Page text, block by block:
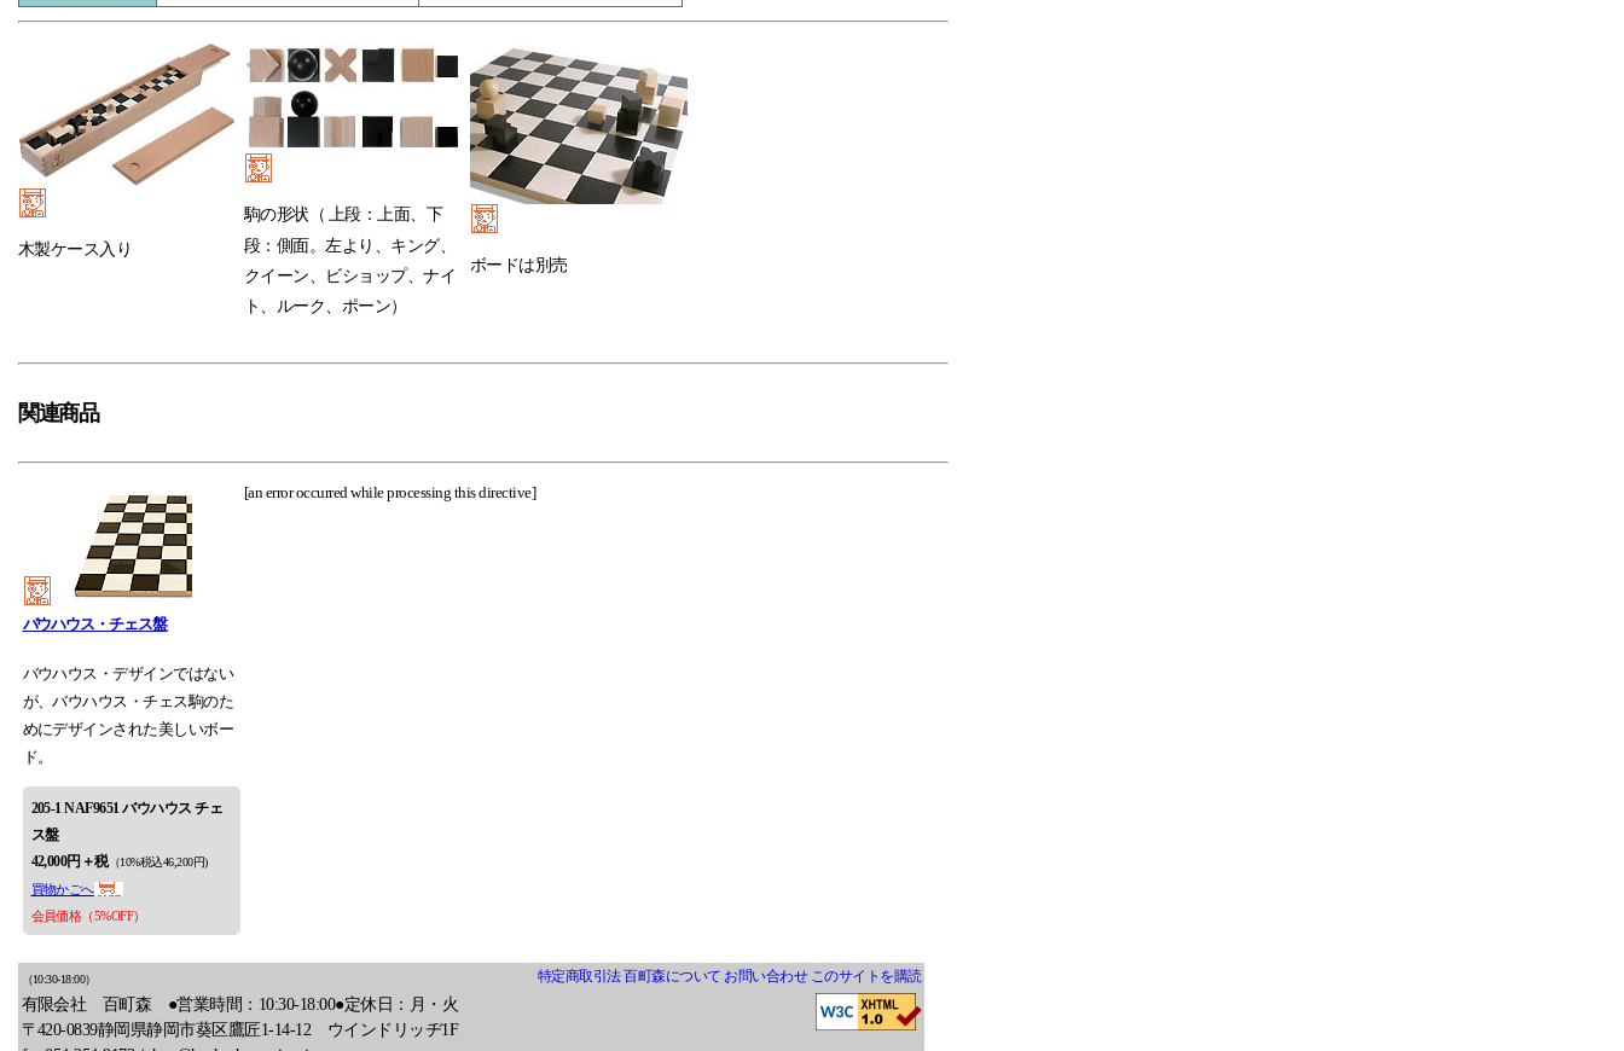
木製ケース入り
駒の形状（
上段：上面、下
段：側面。左より、キング、
クイーン、ビショップ、ナイ
ト、ルーク、ポーン）
ボードは別売
関連商品
バウハウス・チェス盤
バウハウス・デザインではない
が、バウハウス・チェス駒のた
めにデザインされた美しいボー
ド。
205-1 NAF9651 バウハウス チェ
ス盤
42,000円＋税（10%税込46,200円)
買物かごへ
会員価格（5%OFF）
[an error occurred while processing this directive]
（10:30-18:00）
有限会社 百町森 ●営業時間：10:30-18:00●定休日：月・火
〒420-0839静岡県静岡市葵区鷹匠1-14-12 ウインドリッヂ1F
特定商取引法 百町森について お問い合わせ このサイトを購読